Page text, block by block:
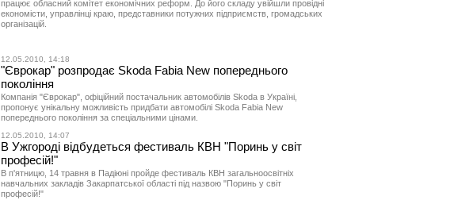
працює обласний комітет економічних реформ. До його складу увійшли провідні
економісти, управлінці краю, представники потужних підприємств, громадських
організацій.
12.05.2010, 14:18
"Єврокар" розпродає Skoda Fabia New попереднього
покоління
Компанія "Єврокар", офіційний постачальник автомобілів Skoda в Україні,
пропонує унікальну можливість придбати автомобілі Skoda Fabia New
попереднього покоління за спеціальними цінами.
12.05.2010, 14:07
В Ужгороді відбудеться фестиваль КВН "Поринь у світ
професій!"
В п'ятницю, 14 травня в Падіюні пройде фестиваль КВН загальноосвітніх
навчальних закладів Закарпатської області під назвою "Поринь у світ
професій!"